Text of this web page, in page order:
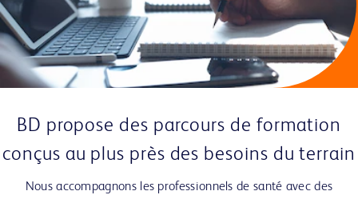
BD propose des parcours de formation
conçus au plus près des besoins du terrain
Nous accompagnons les professionnels de santé avec des